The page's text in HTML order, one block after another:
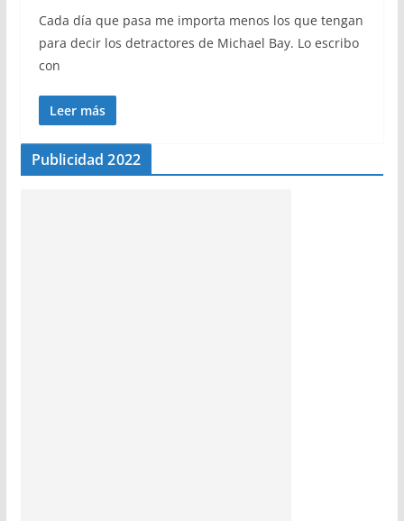
Cada día que pasa me importa menos los que tengan
para decir los detractores de Michael Bay. Lo escribo
con
Leer más
Publicidad 2022